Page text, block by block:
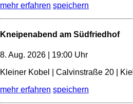
mehr erfahren speichern
Kneipenabend am Südfriedhof
8. Aug. 2026 | 19:00 Uhr
Kleiner Kobel | Calvinstraße 20 | Kiel
mehr erfahren speichern